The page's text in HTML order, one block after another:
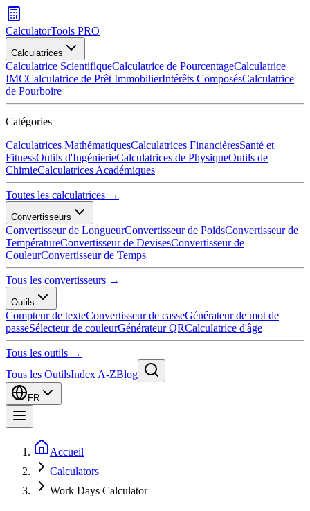
CalculatorTools PRO
Calculatrices
Calculatrice ScientifiqueCalculatrice de PourcentageCalculatrice
IMCCalculatrice de Prêt ImmobilierIntérêts ComposésCalculatrice
de Pourboire
Catégories
Calculatrices MathématiquesCalculatrices FinancièresSanté et
FitnessOutils d'IngénierieCalculatrices de PhysiqueOutils de
ChimieCalculatrices Académiques
Toutes les calculatrices →
Convertisseurs
Convertisseur de LongueurConvertisseur de PoidsConvertisseur de
TempératureConvertisseur de DevisesConvertisseur de
CouleurConvertisseur de Temps
Tous les convertisseurs →
Outils
Compteur de texteConvertisseur de casseGénérateur de mot de
passeSélecteur de couleurGénérateur QRCalculatrice d'âge
Tous les outils →
Tous les OutilsIndex A-ZBlog
FR
Accueil
Calculators
Work Days Calculator